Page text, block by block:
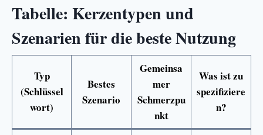
Tabelle: Kerzentypen und
Szenarien für die beste Nutzung
Typ
(Schlüssel
wort)
Bestes
Szenario
Gemeinsa
mer
Schmerzpu
nkt
Was ist zu
spezifiziere
n?